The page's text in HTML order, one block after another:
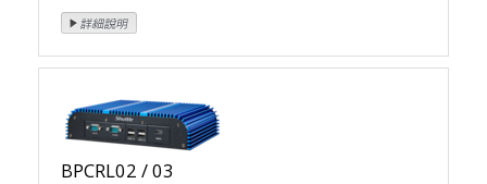
BPCRL02 / 03